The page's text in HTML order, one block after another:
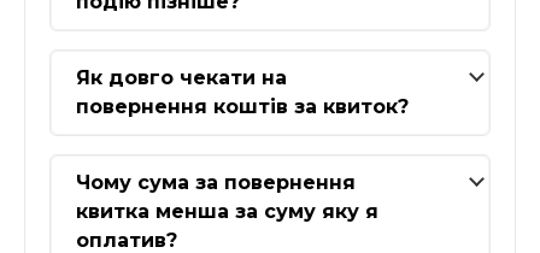
Як довго чекати на
повернення коштів за квиток?
Чому сума за повернення
квитка менша за суму яку я
оплатив?